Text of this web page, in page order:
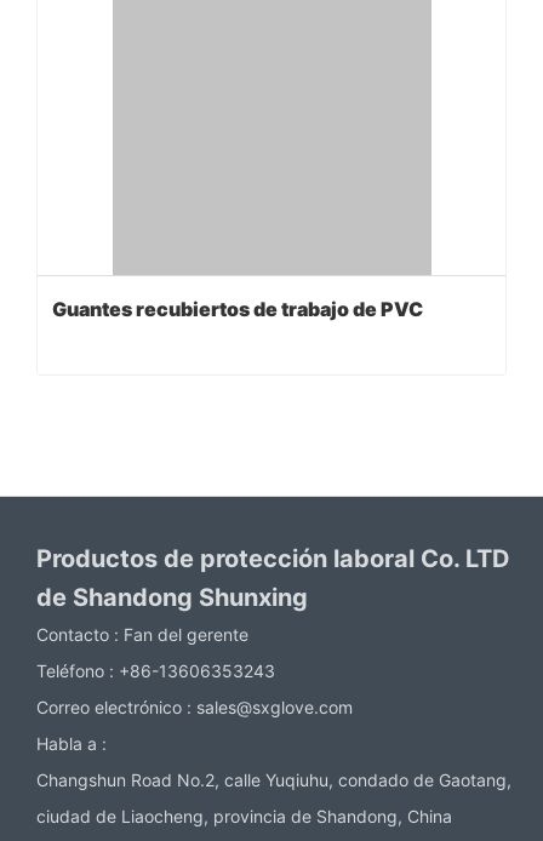
Guantes recubiertos de trabajo de PVC
Productos de protección laboral Co. LTD
de Shandong Shunxing
Contacto : Fan del gerente
Teléfono : +86-13606353243
Correo electrónico : sales@sxglove.com
Habla a :
Changshun Road No.2, calle Yuqiuhu, condado de Gaotang,
ciudad de Liaocheng, provincia de Shandong, China